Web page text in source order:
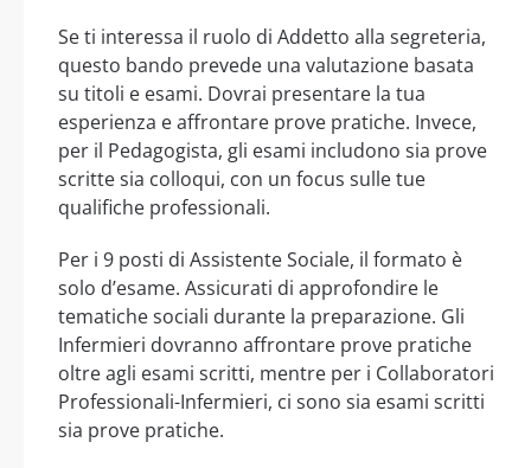
Se ti interessa il ruolo di Addetto alla segreteria,
questo bando prevede una valutazione basata
su titoli e esami. Dovrai presentare la tua
esperienza e affrontare prove pratiche. Invece,
per il Pedagogista, gli esami includono sia prove
scritte sia colloqui, con un focus sulle tue
qualifiche professionali.
Per i 9 posti di Assistente Sociale, il formato è
solo d’esame. Assicurati di approfondire le
tematiche sociali durante la preparazione. Gli
Infermieri dovranno affrontare prove pratiche
oltre agli esami scritti, mentre per i Collaboratori
Professionali-Infermieri, ci sono sia esami scritti
sia prove pratiche.